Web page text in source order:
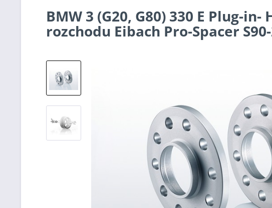
BMW 3 (G20, G80) 330 E Plug-
rozchodu Eibach Pro-Spacer